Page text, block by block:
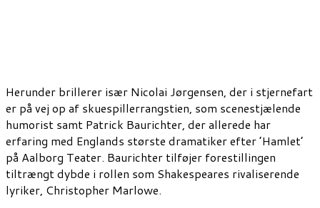
Herunder brillerer især Nicolai Jørgensen, der i stjernefart
er på vej op af skuespillerrangstien, som scenestjælende
humorist samt Patrick Baurichter, der allerede har
erfaring med Englands største dramatiker efter ’Hamlet’
på Aalborg Teater. Baurichter tilføjer forestillingen
tiltrængt dybde i rollen som Shakespeares rivaliserende
lyriker, Christopher Marlowe.